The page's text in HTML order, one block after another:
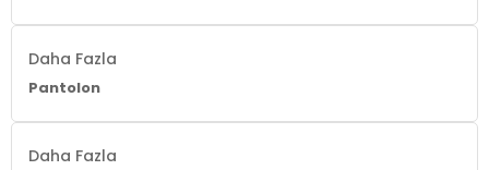
Daha Fazla
Pantolon
Daha Fazla